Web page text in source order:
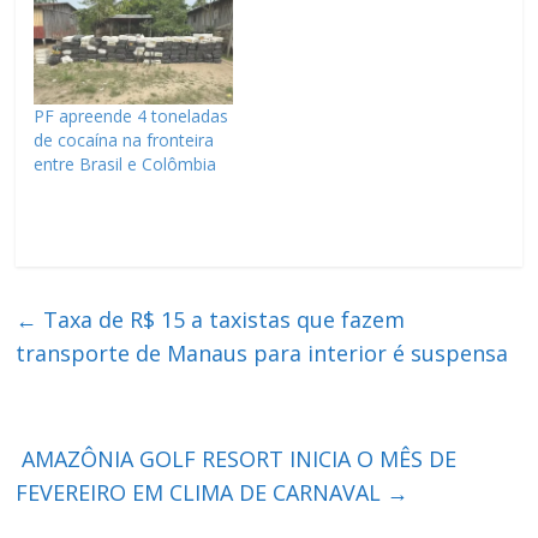
PF apreende 4 toneladas
de cocaína na fronteira
entre Brasil e Colômbia
← Taxa de R$ 15 a taxistas que fazem
transporte de Manaus para interior é suspensa
AMAZÔNIA GOLF RESORT INICIA O MÊS DE
FEVEREIRO EM CLIMA DE CARNAVAL →